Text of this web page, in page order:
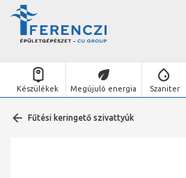
Készülékek Megújuló energia Szaniter
Fűtési keringető szivattyúk